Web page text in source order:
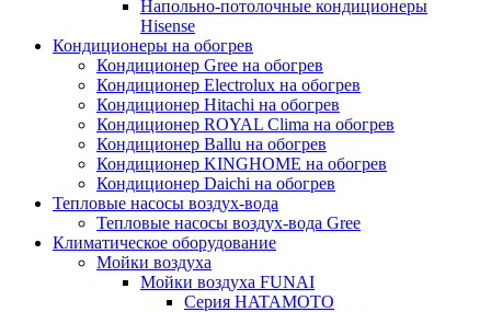
Напольно-потолочные кондиционеры
Hisense
Кондиционеры на обогрев
Кондиционер Gree на обогрев
Кондиционер Electrolux на обогрев
Кондиционер Hitachi на обогрев
Кондиционер ROYAL Clima на обогрев
Кондиционер Ballu на обогрев
Кондиционер KINGHOME на обогрев
Кондиционер Daichi на обогрев
Тепловые насосы воздух-вода
Тепловые насосы воздух-вода Gree
Климатическое оборудование
Мойки воздуха
Мойки воздуха FUNAI
Серия HATAMOTO